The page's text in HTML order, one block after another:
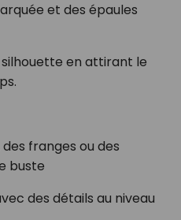
et des épaules
en attirant le
franges ou des
buste
des détails au niveau